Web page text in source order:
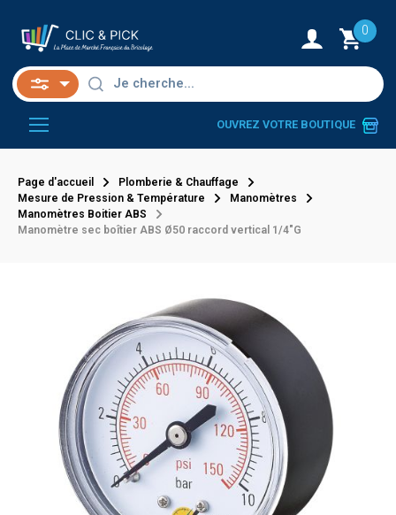
0
OUVREZ VOTRE BOUTIQUE
Page d'accueil
Plomberie & Chauffage
Mesure de Pression & Température
Manomètres
Manomètres Boitier ABS
Manomètre sec boîtier ABS Ø50 raccord vertical 1/4"G